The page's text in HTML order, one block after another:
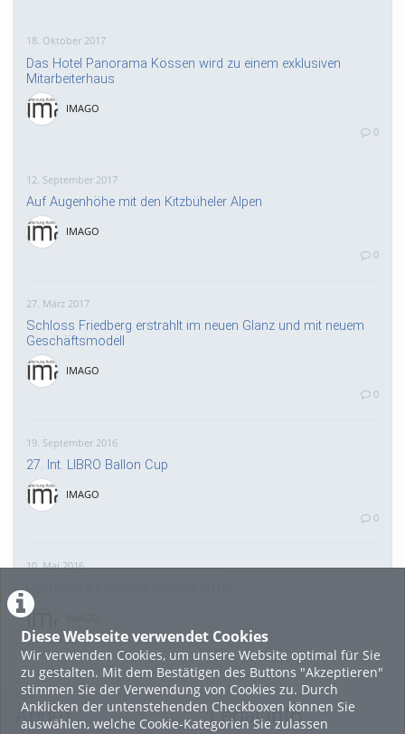
Diese Webseite verwendet Cookies
Wir verwenden Cookies, um unsere Website optimal für Sie
zu gestalten. Mit dem Bestätigen des Buttons "Akzeptieren"
stimmen Sie der Verwendung von Cookies zu. Durch
Anklicken der untenstehenden Checkboxen können Sie
auswählen, welche Cookie-Kategorien Sie zulassen
18. Oktober 2017
Das Hotel Panorama Kössen wird zu einem exklusiven
Mitarbeiterhaus
IMAGO
0
12. September 2017
Auf Augenhöhe mit den Kitzbüheler Alpen
IMAGO
0
27. März 2017
Schloss Friedberg erstrahlt im neuen Glanz und mit neuem
Geschäftsmodell
IMAGO
0
19. September 2016
27. Int. LIBRO Ballon Cup
IMAGO
0
10. Mai 2016
Raiffeisen KitzAlpBike Festival 2016
3. Mai 2016
Einmal um die Welt geträumt
About Legal Info